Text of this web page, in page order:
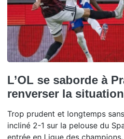
L’OL se saborde à
renverser la
Trop prudent et longtemps sans
incliné 2-1 sur la pelouse du
entrée en Ligue des